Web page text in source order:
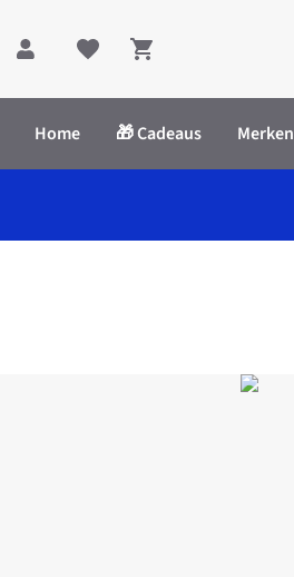
Shopping cart
Home 🎁 Cadeaus Merken